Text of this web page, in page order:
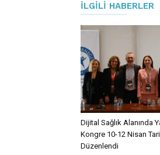
İLGILI HABERLER
Dijital Sağlık Alanında
Kongre 10-12 Nisan
Düzenlendi